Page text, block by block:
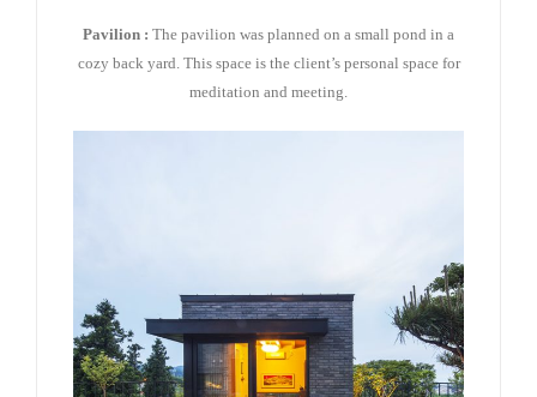
Pavilion : The pavilion was planned on a small pond in a
cozy back yard. This space is the client’s personal space for
meditation and meeting.